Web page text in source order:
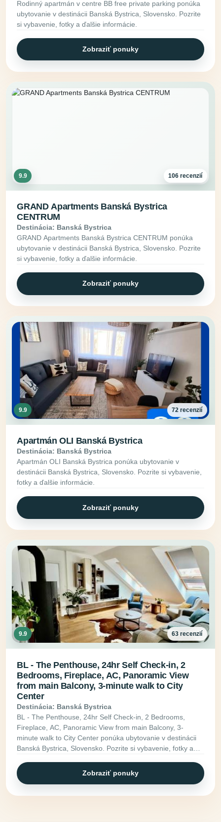
Rodinný apartmán v centre BB free private parking ponúka
ubytovanie v destinácii Banská Bystrica, Slovensko. Pozrite
si vybavenie, fotky a ďalšie informácie.
Zobraziť ponuky
9.9 106 recenzií
GRAND Apartments Banská Bystrica
CENTRUM
Destinácia: Banská Bystrica
GRAND Apartments Banská Bystrica CENTRUM ponúka
ubytovanie v destinácii Banská Bystrica, Slovensko. Pozrite
si vybavenie, fotky a ďalšie informácie.
Zobraziť ponuky
9.9 72 recenzií
Apartmán OLI Banská Bystrica
Destinácia: Banská Bystrica
Apartmán OLI Banská Bystrica ponúka ubytovanie v
destinácii Banská Bystrica, Slovensko. Pozrite si vybavenie,
fotky a ďalšie informácie.
Zobraziť ponuky
9.9 63 recenzií
BL - The Penthouse, 24hr Self Check-in, 2
Bedrooms, Fireplace, AC, Panoramic View
from main Balcony, 3-minute walk to City
Center
Destinácia: Banská Bystrica
BL - The Penthouse, 24hr Self Check-in, 2 Bedrooms,
Fireplace, AC, Panoramic View from main Balcony, 3-
minute walk to City Center ponúka ubytovanie v destinácii
Banská Bystrica, Slovensko. Pozrite si vybavenie, fotky a
Zobraziť ponuky